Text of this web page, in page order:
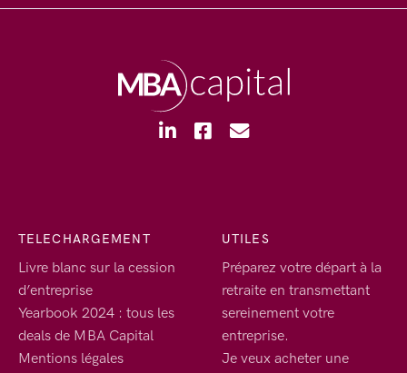
TELECHARGEMENT
Livre blanc sur la cession
d’entreprise
Yearbook 2024 : tous les
deals de MBA Capital
Mentions légales
UTILES
Préparez votre départ à la
retraite en transmettant
sereinement votre
entreprise.
Je veux acheter une